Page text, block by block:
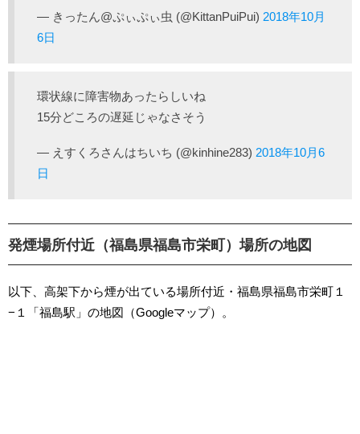
— きったん@ぷぃぷぃ虫 (@KittanPuiPui) 2018年10月
6日
環状線に障害物あったらしいね
15分どころの遅延じゃなさそう
— えすくろさんはちいち (@kinhine283) 2018年10月6
日
発煙場所付近（福島県福島市栄町）場所の地図
以下、高架下から煙が出ている場所付近・福島県福島市栄町１
−１「福島駅」の地図（Googleマップ）。